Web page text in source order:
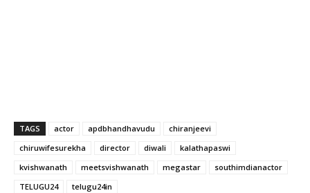
TAGS actor apdbhandhavudu
chiranjeevi
chiruwifesurekha
director diwali
kalathapaswi
kvishwanath
meetsvishwanath megastar
southimdianactor
TELUGU24
telugu24in